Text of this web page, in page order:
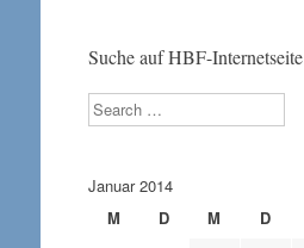
Suche auf HBF-Internetseite
Search
Januar 2014
M
D M D